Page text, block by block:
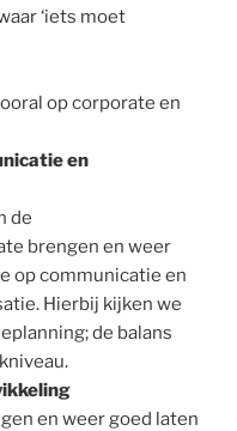
‘iets moet
op corporate en
en
de
brengen en weer
op communicatie en
Hierbij kijken we
de balans
en weer goed laten